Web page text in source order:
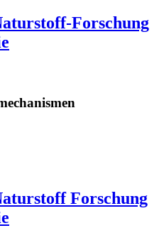
Forschung
Forschung